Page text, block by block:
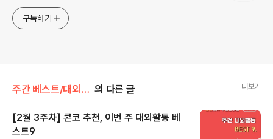
구독하기
주간 베스트/대외활동 의 다른 글 더보기
[2월 3주차] 콘코 추천, 이번 주 대외활동 베
스트9